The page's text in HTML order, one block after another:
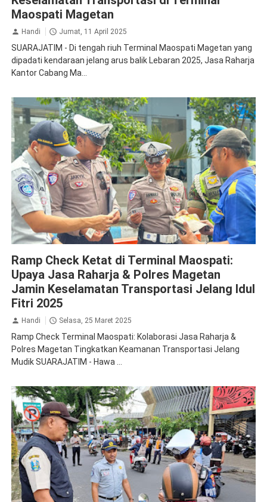
Maospati Magetan
Handi Jumat, 11 April 2025
SUARAJATIM - Di tengah riuh Terminal Maospati Magetan yang
dipadati kendaraan jelang arus balik Lebaran 2025, Jasa Raharja
Kantor Cabang Ma...
Ramp Check Ketat di Terminal Maospati:
Upaya Jasa Raharja & Polres Magetan
Jamin Keselamatan Transportasi Jelang Idul
Fitri 2025
Handi Selasa, 25 Maret 2025
Ramp Check Terminal Maospati: Kolaborasi Jasa Raharja &
Polres Magetan Tingkatkan Keamanan Transportasi Jelang
Mudik SUARAJATIM - Hawa ...